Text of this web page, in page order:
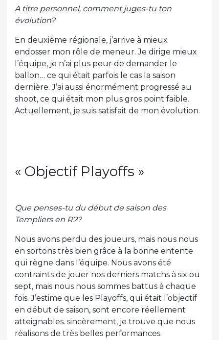
A titre personnel, comment juges-tu ton
évolution?
En deuxième régionale, j’arrive à mieux
endosser mon rôle de meneur. Je dirige mieux
l’équipe, je n’ai plus peur de demander le
ballon… ce qui était parfois le cas la saison
dernière. J’ai aussi énormément progressé au
shoot, ce qui était mon plus gros point faible.
Actuellement, je suis satisfait de mon évolution.
« Objectif Playoffs »
Que penses-tu du début de saison des
Templiers en R2?
Nous avons perdu des joueurs, mais nous nous
en sortons très bien grâce à la bonne entente
qui règne dans l’équipe. Nous avons été
contraints de jouer nos derniers matchs à six ou
sept, mais nous nous sommes battus à chaque
fois. J’estime que les Playoffs, qui était l’objectif
en début de saison, sont encore réellement
atteignables. sincèrement, je trouve que nous
réalisons de très belles performances.